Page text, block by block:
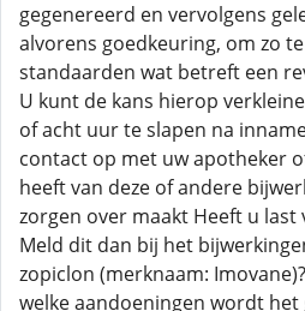
gegenereerd en vervolgens
alvorens goedkeuring, om zo
standaarden wat betreft een
U kunt de kans hierop
of acht uur te slapen na
contact op met uw apotheker
heeft van deze of andere
zorgen over maakt Heeft u last
Meld dit dan bij het
zopiclon (merknaam:
welke aandoeningen wordt het